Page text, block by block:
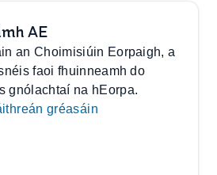
AE
an Choimisiúin Eorpaigh, a
faoi fhuinneamh do
gnólachtaí na hEorpa.
gréasáin